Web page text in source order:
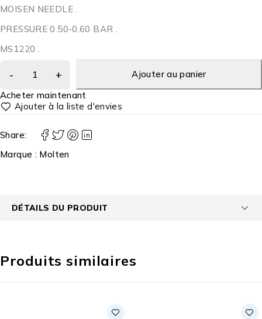
MOISEN NEEDLE .
PRESSURE 0.50-0.60 BAR .
MS1220 .
Ajouter au panier
Acheter maintenant
Share:
Marque : Molten
DÉTAILS DU PRODUIT
Produits similaires